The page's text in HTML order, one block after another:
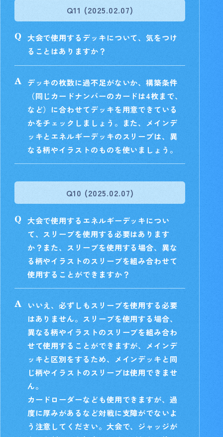
Q11 (2025.02.07)
大会で使用するデッキについて、気をつけ
ることはありますか？
デッキの枚数に過不足がないか、構築条件
（同じカードナンバーのカードは4枚まで、
など）に合わせてデッキを用意できている
かをチェックしましょう。また、メインデ
ッキとエネルギーデッキのスリーブは、異
なる柄やイラストのものを使いましょう。
Q10 (2025.02.07)
大会で使用するエネルギーデッキについ
て、スリーブを使用する必要はあります
か？また、スリーブを使用する場合、異な
る柄やイラストのスリーブを組み合わせて
使用することができますか？
いいえ、必ずしもスリーブを使用する必要
はありません。スリーブを使用する場合、
異なる柄やイラストのスリーブを組み合わ
せて使用することができますが、メインデ
ッキと区別をするため、メインデッキと同
じ柄やイラストのスリーブは使用できませ
ん。
カードローダーなども使用できますが、過
度に厚みがあるなど対戦に支障がでないよ
う注意してください。大会で、ジャッジが